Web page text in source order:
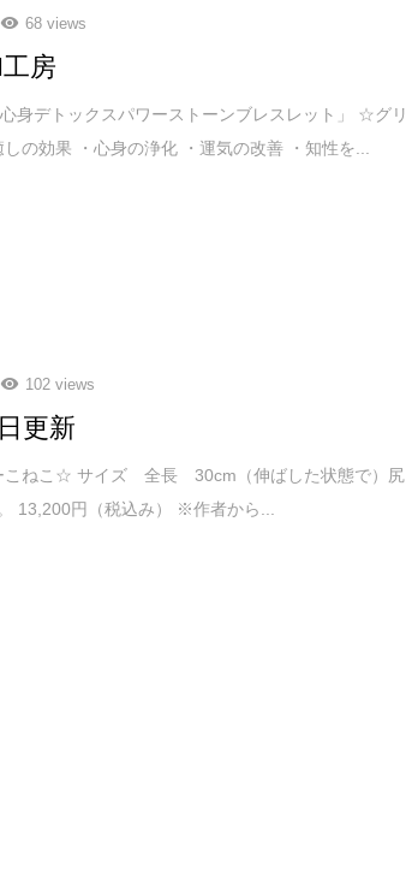
68 views
房
身デトックスパワーストーンブレスレット」 ☆グリ
の効果 ・心身の浄化 ・運気の改善 ・知性を...
102 views
更新
こねこ☆ サイズ 全長 30cm（伸ばした状態で）尻
13,200円（税込み） ※作者から...